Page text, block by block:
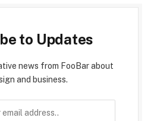
to Updates
news from FooBar about
and business.